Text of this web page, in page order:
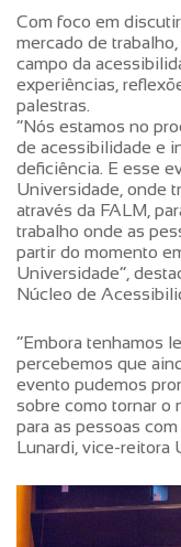
Com foco em
mercado de
campo da
experiências,
palestras.
“Nós estamos no
de acessibilidade e
deficiência. E esse
Universidade, onde
através da FALM,
trabalho onde as
partir do momento
Universidade”,
Núcleo de
“Embora tenhamos
percebemos que
evento pudemos
sobre como tornar o
para as pessoas
Lunardi, vice-reitora